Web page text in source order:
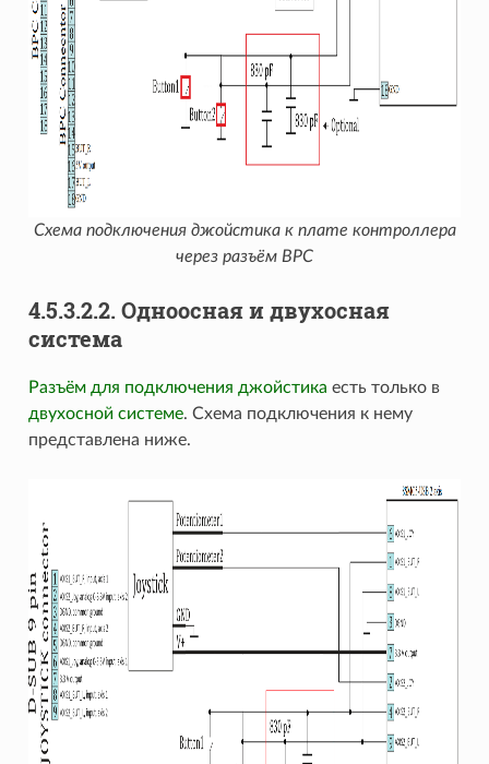
Схема подключения джойстика к плате контроллера
через разъём BPC
4.5.3.2.2. Одноосная и двухосная
система
Разъём для подключения джойстика есть только в
двухосной системе. Схема подключения к нему
представлена ниже.